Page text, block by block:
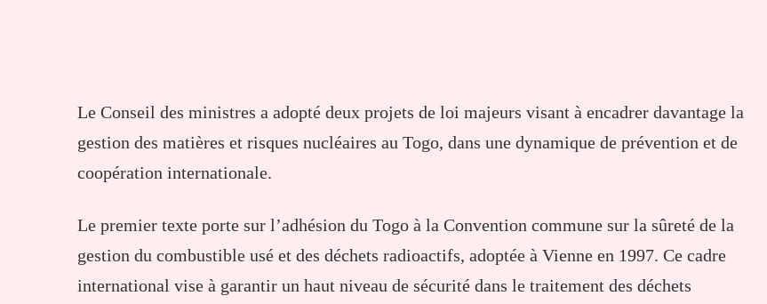
Le Conseil des ministres a adopté deux projets de loi majeurs visant à encadrer davantage la
gestion des matières et risques nucléaires au Togo, dans une dynamique de prévention et de
coopération internationale.
Le premier texte porte sur l’adhésion du Togo à la Convention commune sur la sûreté de la
gestion du combustible usé et des déchets radioactifs, adoptée à Vienne en 1997. Ce cadre
international vise à garantir un haut niveau de sécurité dans le traitement des déchets